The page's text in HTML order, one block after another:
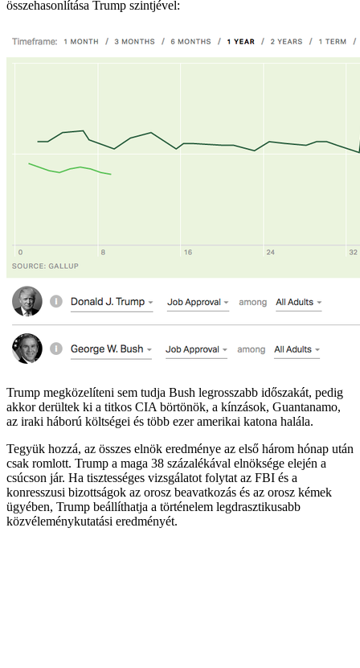
összehasonlítása Trump szintjével:
Trump megközelíteni sem tudja Bush legrosszabb időszakát, pedig
akkor derültek ki a titkos CIA börtönök, a kínzások, Guantanamo,
az iraki háború költségei és több ezer amerikai katona halála.
Tegyük hozzá, az összes elnök eredménye az első három hónap után
csak romlott. Trump a maga 38 százalékával elnöksége elején a
csúcson jár. Ha tisztességes vizsgálatot folytat az FBI és a
konresszusi bizottságok az orosz beavatkozás és az orosz kémek
ügyében, Trump beállíthatja a történelem legdrasztikusabb
közvéleménykutatási eredményét.